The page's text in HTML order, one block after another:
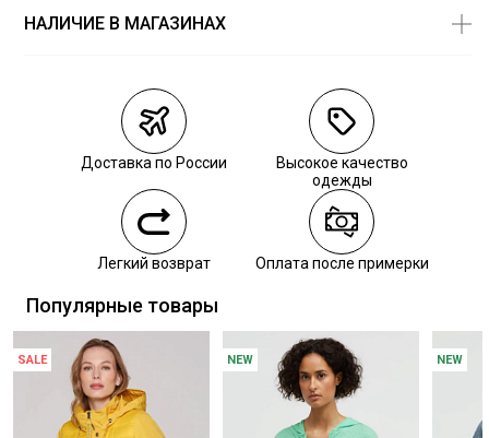
Курьерская доставка СДЭК
Самовывоз из пункта выдачи СДЭК
Самовывоз из наших магазинов
Курьерская доставка СДЭК
Самовывоз из пункта выдачи СДЭК
НАЛИЧИЕ В МАГАЗИНАХ
Доставка по России
Высокое качество
одежды
Легкий возврат Оплата после примерки
Популярные товары
SALE NEW NEW